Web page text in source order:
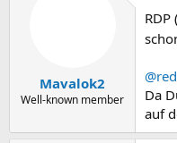
i
o
n
n
:
Mavalok2
Well-known member
Da
auf